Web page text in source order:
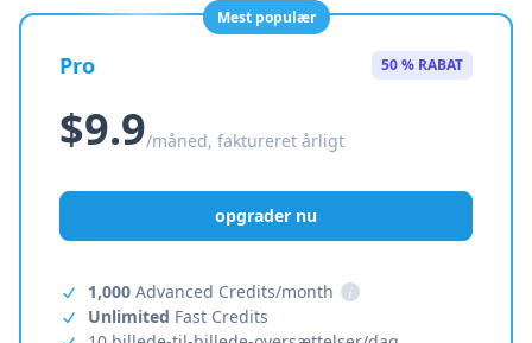
Mest populær
Pro 50 % RABAT
$9.9/måned, faktureret årligt
opgrader nu
1,000 Advanced Credits/month
i
Unlimited Fast Credits